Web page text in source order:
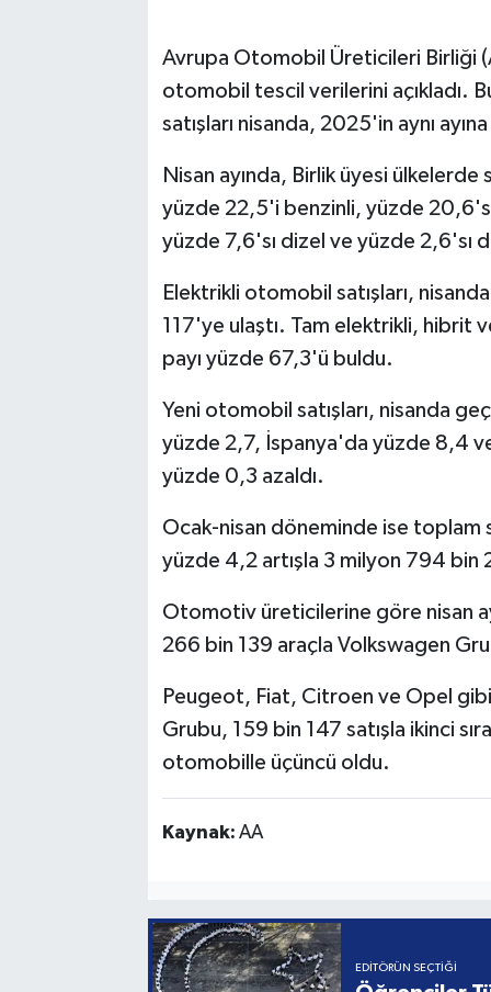
Avrupa Otomobil Üreticileri Birliği
otomobil tescil verilerini açıkladı.
satışları nisanda, 2025'in aynı
Nisan ayında, Birlik üyesi
yüzde 22,5'i benzinli, yüzde
yüzde 7,6'sı dizel ve yüzde 2,6'sı
Elektrikli otomobil satışları,
117'ye ulaştı. Tam elektrikli, hibrit
payı yüzde 67,3'ü buldu.
Yeni otomobil satışları, nisanda
yüzde 2,7, İspanya'da yüzde 8,4
yüzde 0,3 azaldı.
Ocak-nisan döneminde ise toplam
yüzde 4,2 artışla 3 milyon 794 bin
Otomotiv üreticilerine göre nisan
266 bin 139 araçla Volkswagen
Peugeot, Fiat, Citroen ve Opel gibi
Grubu, 159 bin 147 satışla ikinci
otomobille üçüncü oldu.
Kaynak: AA
EDITÖRÜN SEÇTIĞI